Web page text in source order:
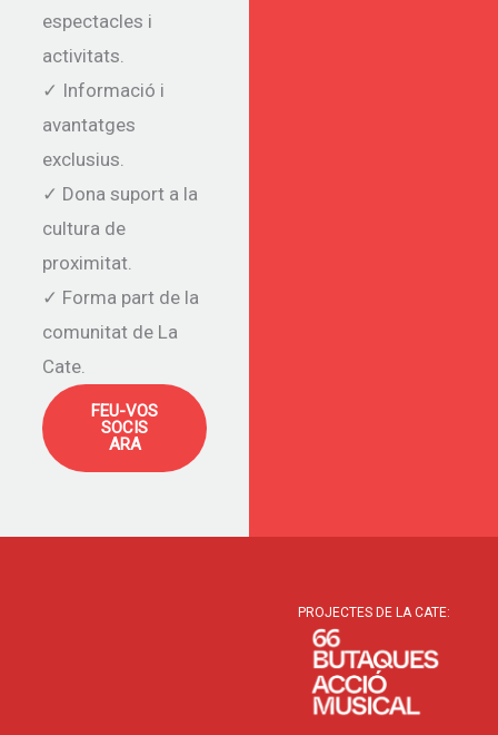
espectacles i
activitats.
✓ Informació i
avantatges
exclusius.
✓ Dona suport a la
cultura de
proximitat.
✓ Forma part de la
comunitat de La
Cate.
FEU-VOS
SOCIS
ARA
PROJECTES DE LA CATE: